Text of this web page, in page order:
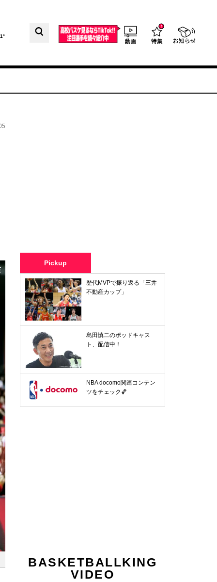
Pickup
歴代MVPで振り返る「三井
不動産カップ」
島田慎二のポッドキャス
ト、配信中！
NBA docomo関連コンテン
ツをチェック🏀
BASKETBALLKING
VIDEO